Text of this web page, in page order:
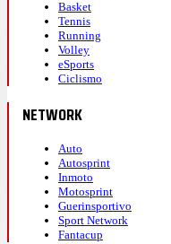
Basket
Tennis
Running
Volley
eSports
Ciclismo
NETWORK
Auto
Autosprint
Inmoto
Motosprint
Guerinsportivo
Sport Network
Fantacup